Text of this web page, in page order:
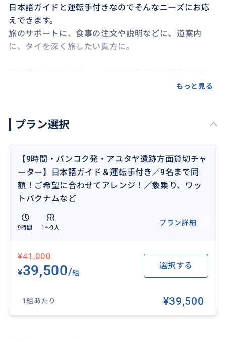
日本語ガイドと運転手付きなのでそんなニーズにお応
えできます。
旅のサポートに、食事の注文や説明などに、道案内
に、タイを深く旅したい貴方に。
ご希望の訪問箇所に合わせてご対応しますので、まず
６時間プランはこちら
https://travel.buyma.com/service/a010501/ic010101
250424000006/
もっと見る
プラン選択
【9時間・バンコク発・アユタヤ遺跡方面貸切チャ
ーター】日本語ガイド＆運転手付き／9名まで同
額！ご希望に合わせてアレンジ！／象乗り、ワッ
トパクナムなど
9時間 1〜9人
プラン詳細
¥41,000
¥39,500/組
選択する
1組あたり ¥39,500